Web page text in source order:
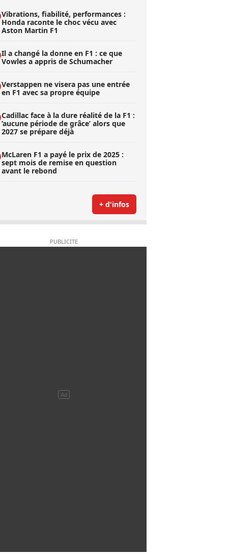
Vibrations, fiabilité, performances :
Honda raconte le choc vécu avec
Aston Martin F1
Il a changé la donne en F1 : ce que
Vowles a appris de Schumacher
Verstappen ne visera pas une entrée
en F1 avec sa propre équipe
Cadillac face à la dure réalité de la F1 :
’aucune période de grâce’ alors que
2027 se prépare déjà
McLaren F1 a payé le prix de 2025 :
sept mois de remise en question
avant le rebond
+ d'infos